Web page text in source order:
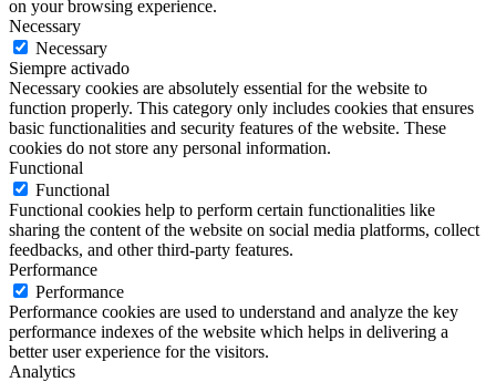
on your browsing experience.
Necessary
Necessary
Siempre activado
Necessary cookies are absolutely essential for the website to
function properly. This category only includes cookies that ensures
basic functionalities and security features of the website. These
cookies do not store any personal information.
Functional
Functional
Functional cookies help to perform certain functionalities like
sharing the content of the website on social media platforms, collect
feedbacks, and other third-party features.
Performance
Performance
Performance cookies are used to understand and analyze the key
performance indexes of the website which helps in delivering a
better user experience for the visitors.
Analytics